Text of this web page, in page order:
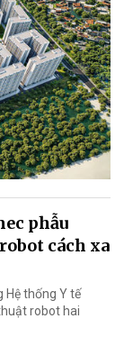
phẫu
cách xa
Hệ thống Y tế
robot hai